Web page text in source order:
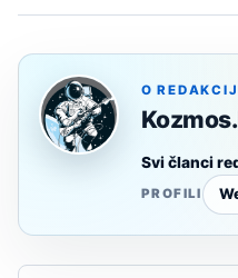
O
Svi članci
PROFILI